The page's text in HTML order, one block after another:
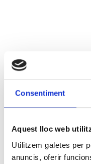
Consentiment
Aquest lloc web
Utilitzem galetes per
anuncis, oferir